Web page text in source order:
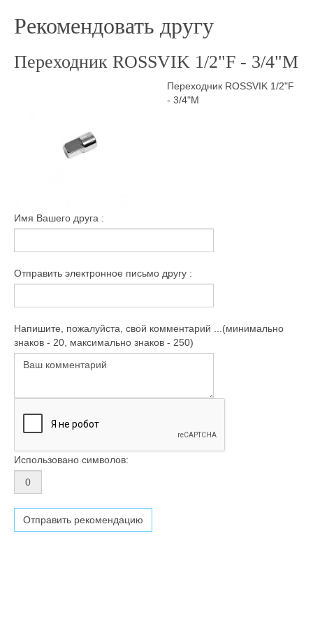
Рекомендовать другу
Переходник ROSSVIK 1/2"F - 3/4"M
Переходник ROSSVIK 1/2"F
- 3/4"M
Имя Вашего друга :
Отправить электронное письмо другу :
Напишите, пожалуйста, свой комментарий ...(минимально
знаков - 20, максимально знаков - 250)
Использовано символов: